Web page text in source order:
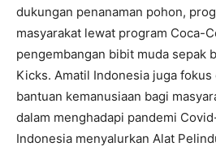
dukungan penanaman pohon,
masyarakat lewat program Coca-
pengembangan bibit muda sepak
Kicks. Amatil Indonesia juga fokus
bantuan kemanusiaan bagi
dalam menghadapi pandemi
Indonesia menyalurkan Alat